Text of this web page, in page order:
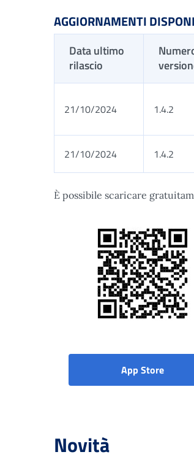
AGGIORNAMENTI
Data ultimo
rilascio
21/10/2024 1.4.2
21/10/2024 1.4.2
È possibile scaricare
App Store
Novità